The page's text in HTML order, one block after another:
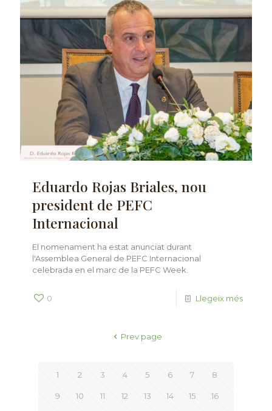
Eduardo Rojas Briales, nou
president de PEFC
Internacional
El nomenament ha estat anunciat durant
l'Assemblea General de PEFC Internacional
celebrada en el marc de la PEFC Week.
0 Llegeix més
Prev page
1 2 3 4 5 6 7 8
9 10 11 12 13 14 15 16